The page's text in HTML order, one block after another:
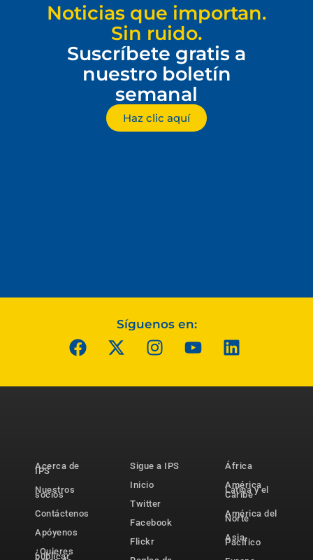
Noticias que importan.
Sin ruido.
Suscríbete gratis a
nuestro boletín
semanal
Haz clic aquí
Síguenos en:
Acerca de
IPS
Nuestros
socios
Contáctenos
Apóyenos
¿Quieres
publicar
Sigue a IPS
Inicio
Twitter
Facebook
Flickr
África
América
Latina y el
Caribe
América del
Norte
Asia-
Pacífico